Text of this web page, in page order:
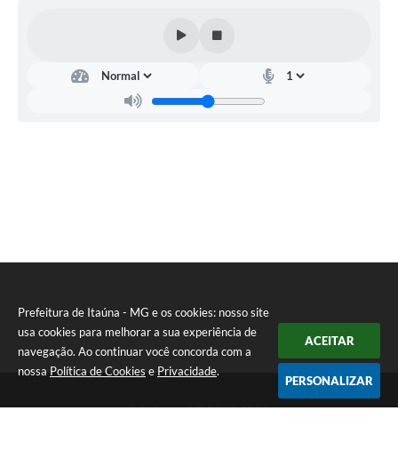
Prefeitura de Itaúna - MG e os cookies: nosso site
usa cookies para melhorar a sua experiência de
navegação. Ao continuar você concorda com a
nossa Política de Cookies e Privacidade.
ACEITAR
PERSONALIZAR
Telefone: (37) 3249-9500